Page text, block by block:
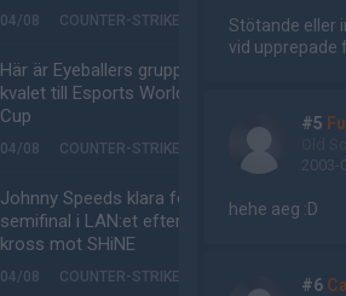
04/08 COUNTER-STRIKE
Här är Eyeballers grupp i
kvalet till Esports World
Cup
04/08 COUNTER-STRIKE
Johnny Speeds klara för
semifinal i LAN:et efter
kross mot SHiNE
04/08 COUNTER-STRIKE
Stötande eller
vid upprepade
#5
2003-
hehe aeg :D
#6